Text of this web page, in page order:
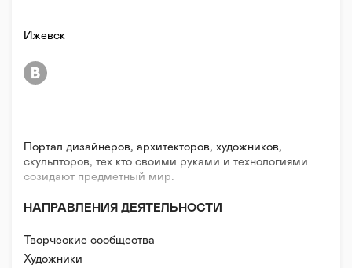
Портал дизайнеров, архитекторов, художников,
скульпторов, тех кто своими руками и технологиями
созидают предметный мир.
НАПРАВЛЕНИЯ ДЕЯТЕЛЬНОСТИ
Творческие сообщества
Художники
Ижевск